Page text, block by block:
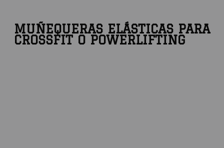
MUÑEQUERAS ELÁSTICAS PARA
CROSSFIT O POWERLIFTING